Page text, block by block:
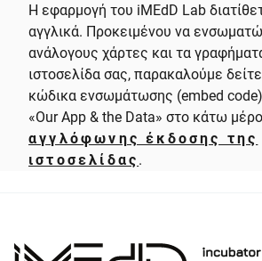
Η εφαρμογή του iMEdD Lab
αγγλικά. Προκειμένου να
ανάλογους χάρτες και τα
ιστοσελίδα σας, παρακαλούμε
κώδικα ενσωμάτωσης (embed
«Our App & the Data» στο κάτω
αγγλόφωνης έκδοσης της
ιστοσελίδας .